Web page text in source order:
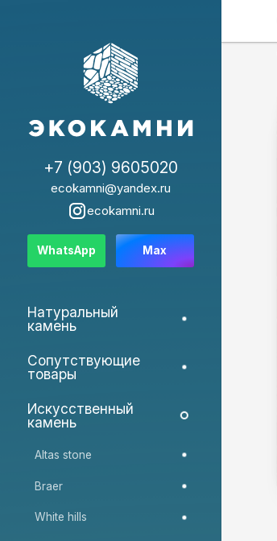
+7 (903) 9605020
ecokamni@yandex.ru
ecokamni.ru
WhatsApp Max
Натуральный
камень
Сопутствующие
товары
Искусственный
камень
Altas stone
Braer
White hills